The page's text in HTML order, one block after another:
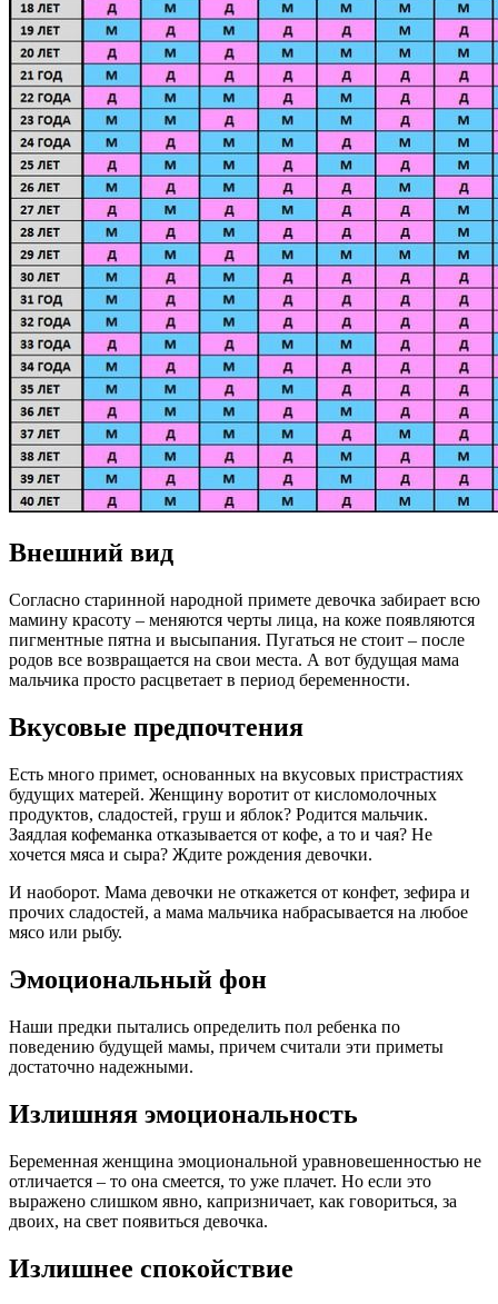
Внешний вид
Согласно старинной народной примете девочка забирает всю
мамину красоту – меняются черты лица, на коже появляются
пигментные пятна и высыпания. Пугаться не стоит – после
родов все возвращается на свои места. А вот будущая мама
мальчика просто расцветает в период беременности.
Вкусовые предпочтения
Есть много примет, основанных на вкусовых пристрастиях
будущих матерей. Женщину воротит от кисломолочных
продуктов, сладостей, груш и яблок? Родится мальчик.
Заядлая кофеманка отказывается от кофе, а то и чая? Не
хочется мяса и сыра? Ждите рождения девочки.
И наоборот. Мама девочки не откажется от конфет, зефира и
прочих сладостей, а мама мальчика набрасывается на любое
мясо или рыбу.
Эмоциональный фон
Наши предки пытались определить пол ребенка по
поведению будущей мамы, причем считали эти приметы
достаточно надежными.
Излишняя эмоциональность
Беременная женщина эмоциональной уравновешенностью не
отличается – то она смеется, то уже плачет. Но если это
выражено слишком явно, капризничает, как говориться, за
двоих, на свет появиться девочка.
Излишнее спокойствие